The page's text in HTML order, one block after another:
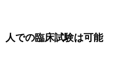
人での臨床試験は可能